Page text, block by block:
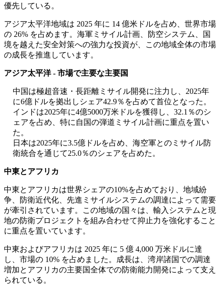
優先している。
アジア太平洋地域は 2025 年に 14 億米ドルを占め、世界市場
の 26% を占めます。海軍ミサイル計画、防空システム、国
境を越えた安全対策への強力な投資が、この地域全体の市場
の成長を推進しています。
アジア太平洋 - 市場で主要な主要国
中国は極超音速・長距離ミサイル開発に注力し、2025年
に6億ドルを拠出しシェア42.9％を占めて首位となった。
インドは2025年に4億5000万米ドルを獲得し、32.1％のシ
ェアを占め、特に自国の弾道ミサイル計画に重点を置い
た。
日本は2025年に3.5億ドルを占め、海空軍とのミサイル防
衛統合を通じて25.0％のシェアを占めた。
中東とアフリカ
中東とアフリカは世界シェアの10%を占めており、地域紛
争、防衛近代化、先進ミサイルシステムの調達によって需要
が牽引されています。この地域の国々は、輸入システムと現
地の防衛プロジェクトを組み合わせて抑止力を強化すること
に重点を置いています。
中東およびアフリカは 2025 年に 5 億 4,000 万米ドルに達
し、市場の 10% を占めました。成長は、湾岸諸国での調達
増加とアフリカの主要国全体での防衛能力開発によって支え
られている。